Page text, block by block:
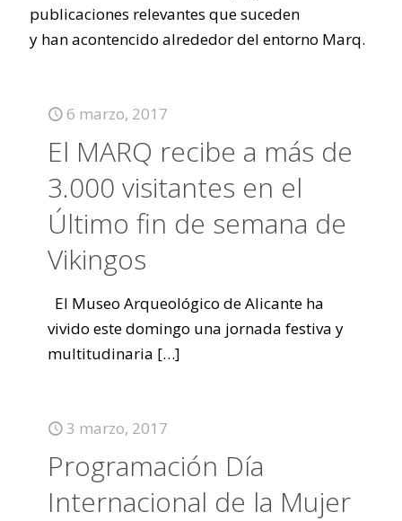
publicaciones relevantes que suceden
y han acontencido alrededor del entorno Marq.
6 marzo, 2017
El MARQ recibe a más de
3.000 visitantes en el
Último fin de semana de
Vikingos
El Museo Arqueológico de Alicante ha
vivido este domingo una jornada festiva y
multitudinaria […]
3 marzo, 2017
Programación Día
Internacional de la Mujer